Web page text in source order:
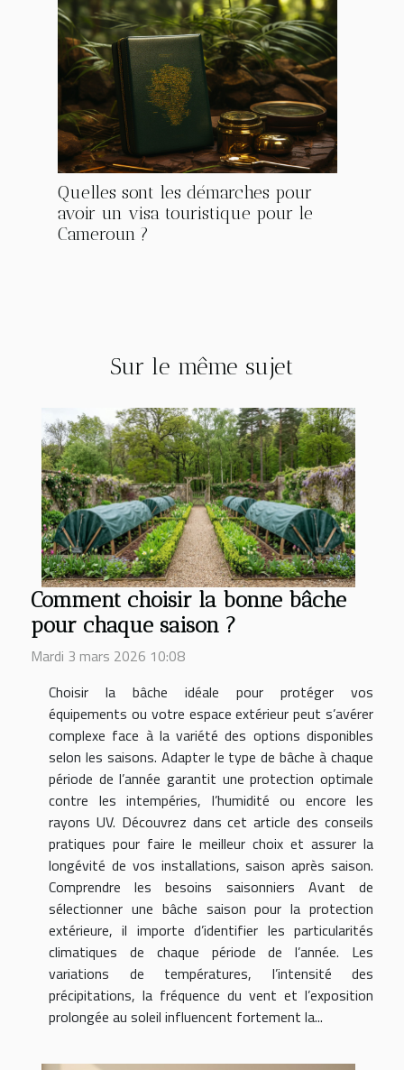
Quelles sont les démarches pour
avoir un visa touristique pour le
Cameroun ?
Sur le même sujet
Comment choisir la bonne bâche
pour chaque saison ?
Mardi 3 mars 2026 10:08
Choisir la bâche idéale pour protéger vos
équipements ou votre espace extérieur peut s’avérer
complexe face à la variété des options disponibles
selon les saisons. Adapter le type de bâche à chaque
période de l’année garantit une protection optimale
contre les intempéries, l’humidité ou encore les
rayons UV. Découvrez dans cet article des conseils
pratiques pour faire le meilleur choix et assurer la
longévité de vos installations, saison après saison.
Comprendre les besoins saisonniers Avant de
sélectionner une bâche saison pour la protection
extérieure, il importe d’identifier les particularités
climatiques de chaque période de l’année. Les
variations de températures, l’intensité des
précipitations, la fréquence du vent et l’exposition
prolongée au soleil influencent fortement la...